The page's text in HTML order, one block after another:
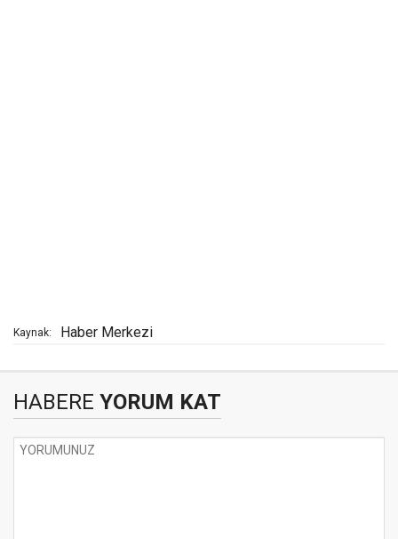
Kaynak: Haber Merkezi
HABERE YORUM KAT